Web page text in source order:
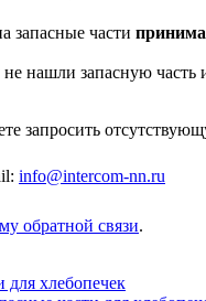
запасные части
нашли запасную часть
запросить
info@intercom-nn.ru
обратной связи.
для хлебопечек